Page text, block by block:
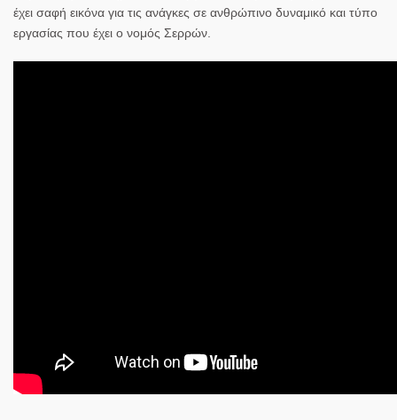
έχει σαφή εικόνα για τις ανάγκες σε ανθρώπινο δυναμικό και τύπο
εργασίας που έχει ο νομός Σερρών.